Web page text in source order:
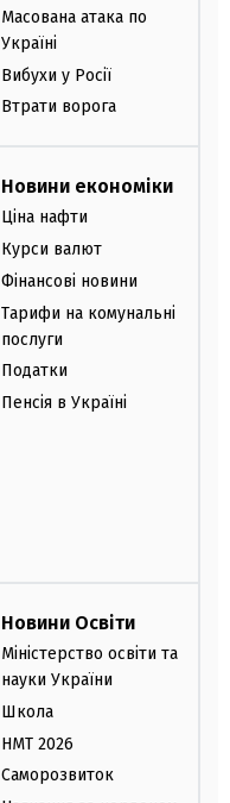
Масована атака по
Україні
Вибухи у Росії
Втрати ворога
Новини економіки
Ціна нафти
Курси валют
Фінансові новини
Тарифи на комунальні
послуги
Податки
Пенсія в Україні
Новини Освіти
Міністерство освіти та
науки України
Школа
НМТ 2026
Саморозвиток